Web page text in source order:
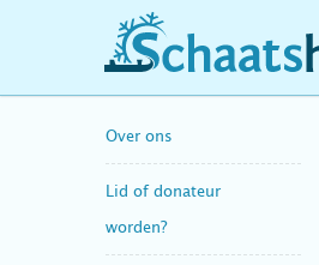
schaatshistorie.nl
Over ons
Lid of donateur
worden?